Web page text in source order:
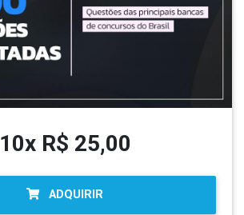
10x R$ 25,00
ADQUIRIR